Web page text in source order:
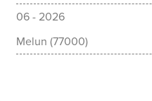
06 - 2026
Melun (77000)